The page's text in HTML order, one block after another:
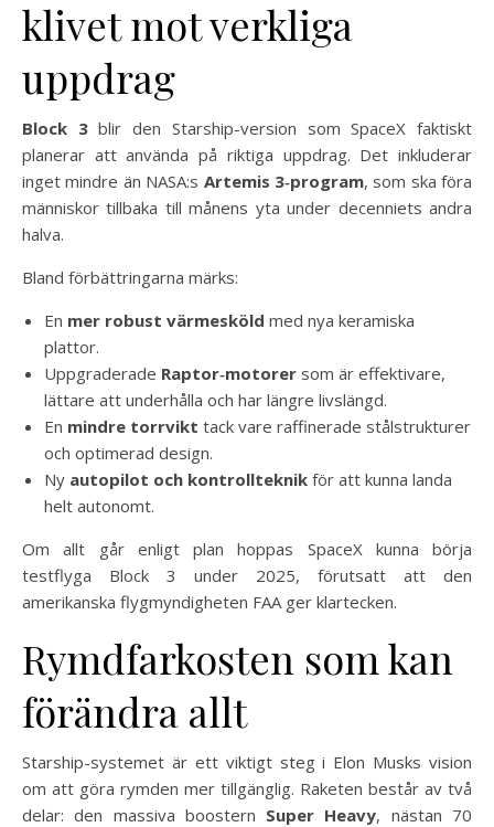
klivet mot verkliga
uppdrag
Block 3blir den Starship-version som SpaceX faktiskt
planerar att använda på riktiga uppdrag. Det inkluderar
inget mindre än NASA:s Artemis 3‑program, som ska föra
människor tillbaka till månens yta under decenniets andra
halva.
Bland förbättringarna märks:
En mer robust värmesköld med nya keramiska
plattor.
Uppgraderade Raptor‑motorer som är effektivare,
lättare att underhålla och har längre livslängd.
En mindre torrvikt tack vare raffinerade stålstrukturer
och optimerad design.
Ny autopilot och kontrollteknik för att kunna landa
helt autonomt.
Om allt går enligt plan hoppas SpaceX kunna börja
testflyga Block 3 under 2025, förutsatt att den
amerikanska flygmyndigheten FAA ger klartecken.
Rymdfarkosten som kan
förändra allt
Starship-systemet är ett viktigt steg i Elon Musks vision
om att göra rymden mer tillgänglig. Raketen består av två
delar: den massiva boostern Super Heavy, nästan 70